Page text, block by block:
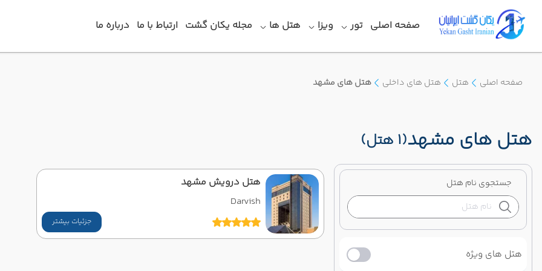
صفحه اصلی تور ویزا هتل ها مجله یکان گشت ارتباط با ما درباره ما
صفحه اصلی هتل هتل های داخلی هتل های مشهد
هتل های مشهد(1 هتل)
جستجوی نام هتل
هتل های ویژه
هتل درویش مشهد
Darvish
جزئیات بیشتر